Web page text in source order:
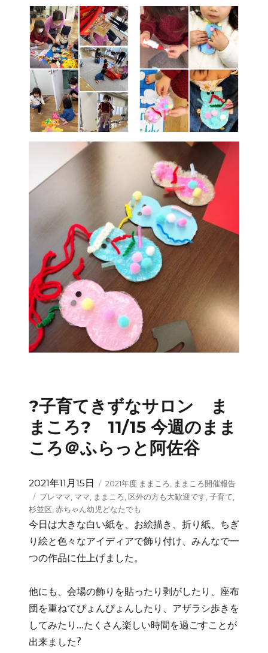
?子育てきずなサロン ま
まころ? 11/15 今週のまま
ころ＠ふらっと阿佐谷
投
稿
日:
2021年11月15日
カ
テ
ゴ
リ
ー
2021年度 ままころ
ままころ開催報告
タ
グ
プレママ ママ ままころ 区外の方も大歓迎です 子育て
杉並区 赤ちゃん幼児どなたでも
今日は大きな白い紙を、お絵描き、折り紙、ちぎ
り絵と色々なアイディアで飾り付け、みんなで一
つの作品に仕上げました。
他にも、会場の飾りを貼ったり剥がしたり、座布
団を重ねてぴょんぴょんしたり、アザラシ歩きを
してみたり…たくさん楽しい時間を過ごすことが
出来ました?